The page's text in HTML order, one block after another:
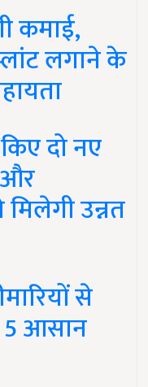
कमाई,
लगाने के
दो नए
और
उन्नत
से
आसान